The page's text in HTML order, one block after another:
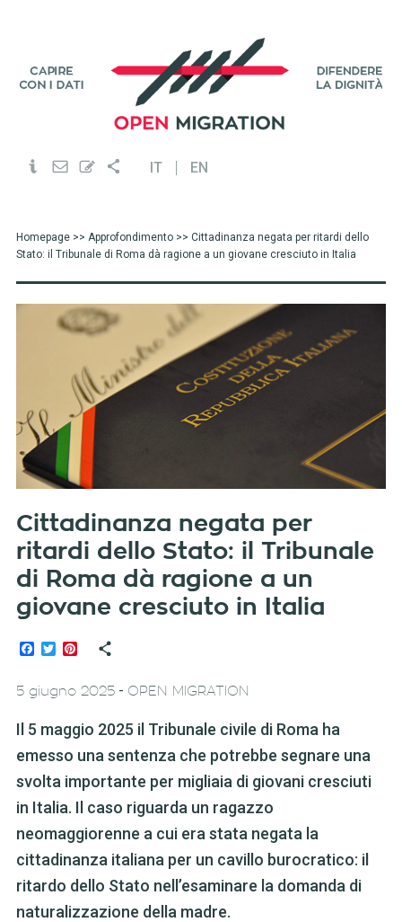
IT EN
Homepage>> Approfondimento>> Cittadinanza negata per ritardi dello
Stato: il Tribunale di Roma dà ragione a un giovane cresciuto in Italia
Cittadinanza negata per
ritardi dello Stato: il Tribunale
di Roma dà ragione a un
giovane cresciuto in Italia
Facebook
TwitterPinterest
5 giugno 2025- OPEN MIGRATION
Il 5 maggio 2025 il Tribunale civile di Roma ha
emesso una sentenza che potrebbe segnare una
svolta importante per migliaia di giovani cresciuti
in Italia. Il caso riguarda un ragazzo
neomaggiorenne a cui era stata negata la
cittadinanza italiana per un cavillo burocratico: il
ritardo dello Stato nell’esaminare la domanda di
naturalizzazione della madre.